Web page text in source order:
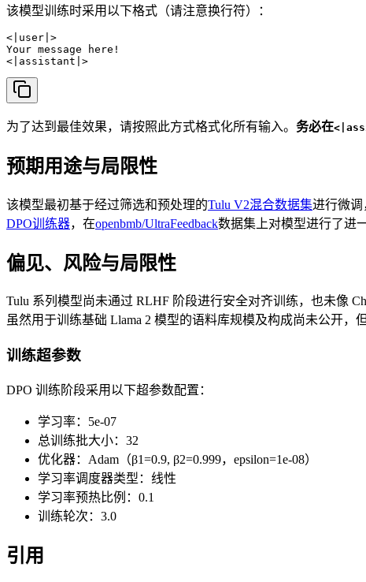
该模型训练时采用以下格式（请注意换行符）：
<|user|>
Your message here!
<|assistant|>
为了达到最佳效果，请按照此方式格式化所有输入。 务必在
预期用途与局限性
该模型最初基于经过筛选和预处理的Tulu V2混合数据集进行微调
DPO训练器，在openbmb/UltraFeedback数据集上对模型进行了进
偏见、风险与局限性
Tulu 系列模型尚未通过 RLHF 阶段进行安全对齐训练，也未像
虽然用于训练基础 Llama 2 模型的语料库规模及构成尚未公开
训练超参数
DPO 训练阶段采用以下超参数配置：
学习率：5e-07
总训练批大小：32
优化器：Adam（β1=0.9, β2=0.999，epsilon=1e-08）
学习率调度器类型：线性
学习率预热比例：0.1
训练轮次：3.0
引用